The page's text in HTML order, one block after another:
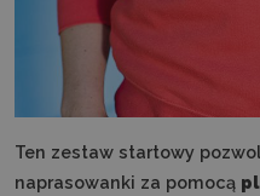
Ten zestaw startowy
naprasowanki za pomocą